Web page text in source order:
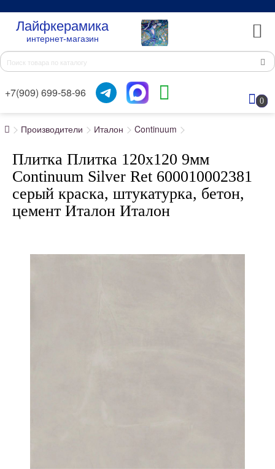
Лайфкерамика
интернет-магазин
+7(909) 699-58-96
0
Производители Италон Continuum
Плитка Плитка 120x120 9мм
Continuum Silver Ret 600010002381
серый краска, штукатурка, бетон,
цемент Италон Италон